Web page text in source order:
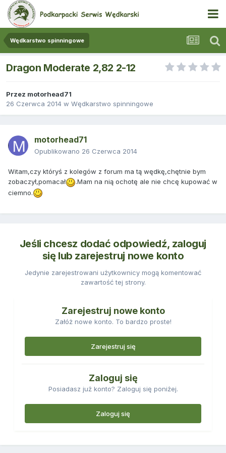
Wędkarstwo spinningowe
Dragon Moderate 2,82 2-12
Przez motorhead71
26 Czerwca 2014 w Wędkarstwo spinningowe
motorhead71
Opublikowano 26 Czerwca 2014
Witam,czy któryś z kolegów z forum ma tą wędkę,chętnie bym
zobaczył,pomacał
.Mam na nią ochotę ale nie chcę kupować w
ciemno.
Jeśli chcesz dodać odpowiedź, zaloguj
się lub zarejestruj nowe konto
Jedynie zarejestrowani użytkownicy mogą komentować
zawartość tej strony.
Zarejestruj nowe konto
Załóż nowe konto. To bardzo proste!
Zarejestruj się
Zaloguj się
Posiadasz już konto? Zaloguj się poniżej.
Zaloguj się